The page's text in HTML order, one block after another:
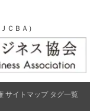
ＣＢＡ）
サイトマップ タグ一覧